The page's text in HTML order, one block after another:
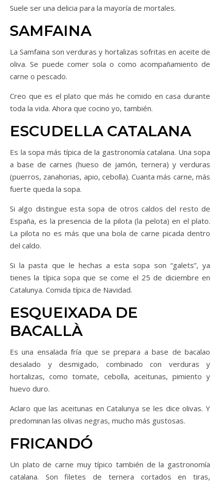
Suele ser una delicia para la mayoría de mortales.
SAMFAINA
La Samfaina son verduras y hortalizas sofritas en aceite de
oliva. Se puede comer sola o como acompañamiento de
carne o pescado.
Creo que es el plato que más he comido en casa durante
toda la vida. Ahora que cocino yo, también.
ESCUDELLA CATALANA
Es la sopa más típica de la gastronomía catalana. Una sopa
a base de carnes (hueso de jamón, ternera) y verduras
(puerros, zanahorias, apio, cebolla). Cuanta más carne, más
fuerte queda la sopa.
Si algo distingue esta sopa de otros caldos del resto de
España, es la presencia de la pilota (la pelota) en el plato.
La pilota no es más que una bola de carne picada dentro
del caldo.
Si la pasta que le hechas a esta sopa son “galets”, ya
tienes la típica sopa que se come el 25 de diciembre en
Catalunya. Comida típica de Navidad.
ESQUEIXADA DE
BACALLÀ
Es una ensalada fría que se prepara a base de bacalao
desalado y desmigado, combinado con verduras y
hortalizas, como tomate, cebolla, aceitunas, pimiento y
huevo duro.
Aclaro que las aceitunas en Catalunya se les dice olivas. Y
predominan las olivas negras, mucho más gustosas.
FRICANDÓ
Un plato de carne muy típico también de la gastronomía
catalana. Son filetes de ternera cortados en tiras,